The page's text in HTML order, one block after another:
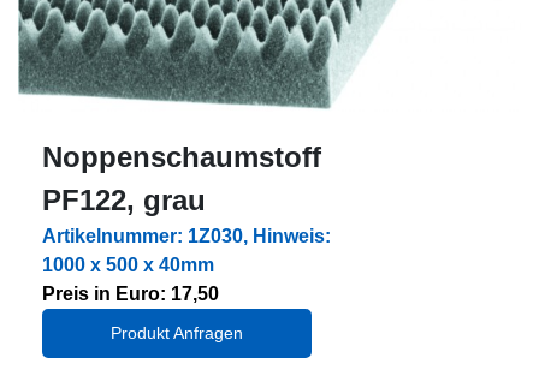
Noppenschaumstoff
PF122, grau
Artikelnummer: 1Z030, Hinweis:
1000 x 500 x 40mm
Preis in Euro: 17,50
Produkt Anfragen